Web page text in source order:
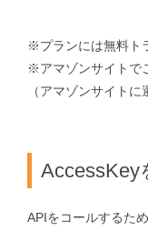
※プランには無料ト
※アマゾンサイトで
（アマゾンサイトに
AccessKey
APIをコールするた